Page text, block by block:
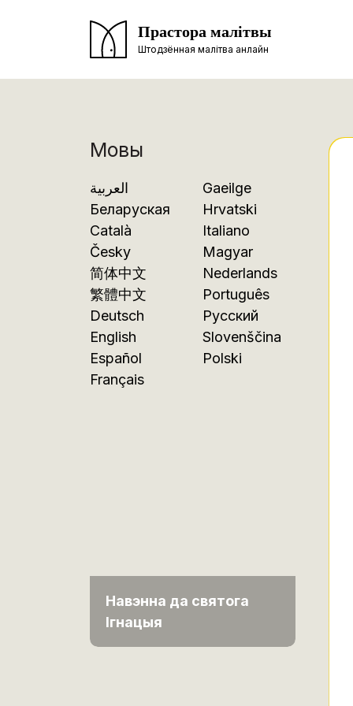
Прастора малітвы
Штодзённая малітва анлайн
Мовы
العربية
Беларуская
Català
Česky
简体中文
繁體中文
Deutsch
English
Español
Français
Gaeilge
Hrvatski
Italiano
Magyar
Nederlands
Português
Русский
Slovenščina
Polski
Навэнна да святога
Ігнацыя